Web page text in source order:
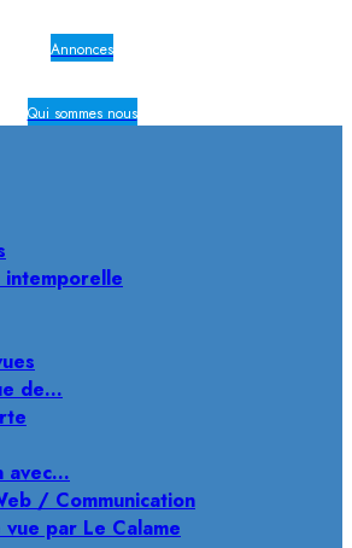
Annonces
Qui sommes nous
de…
avec…
/ Communication
vue par Le Calame